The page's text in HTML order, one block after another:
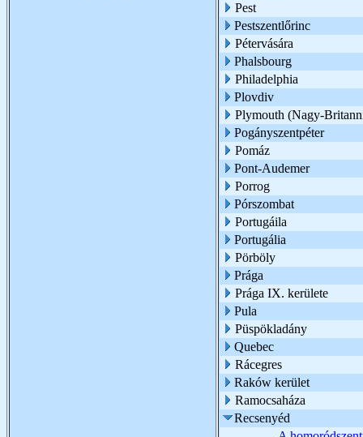
Pest
Pestszentlőrinc
Pétervására
Phalsbourg
Philadelphia
Plovdiv
Plymouth (Nagy-
Pogányszentpéter
Pomáz
Pont-Audemer
Porrog
Pórszombat
Portugáila
Portugália
Pörböly
Prága
Prága IX. kerülete
Pula
Püspökladány
Quebec
Rácegres
Raków kerület
Ramocsaháza
Recsenyéd